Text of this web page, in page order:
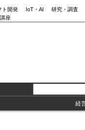
ト開発 IoT・AI
研究・調査
座
経